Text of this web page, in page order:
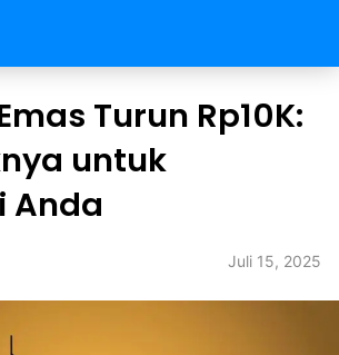
Turun Rp10K:
untuk
Anda
Juli 15, 2025